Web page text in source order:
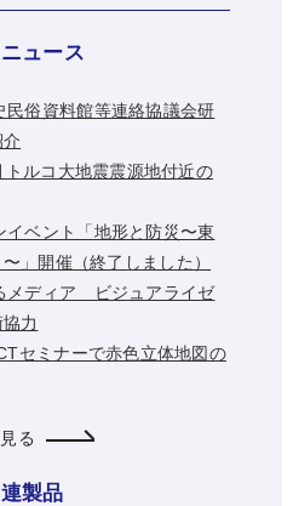
ュース
俗資料館等連絡協議会研
ルコ大地震震源地付近の
ベント「地形と防災〜東
」開催（終了しました）
メディア ビジュアライゼ
力
セミナーで赤色立体地図の
る
製品